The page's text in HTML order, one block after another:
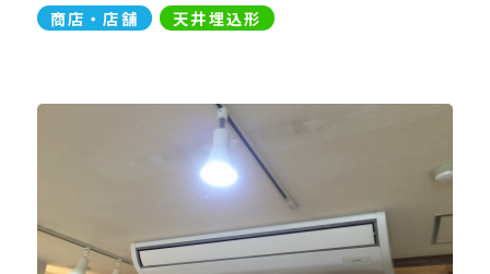
商店・店舗 天井埋込形